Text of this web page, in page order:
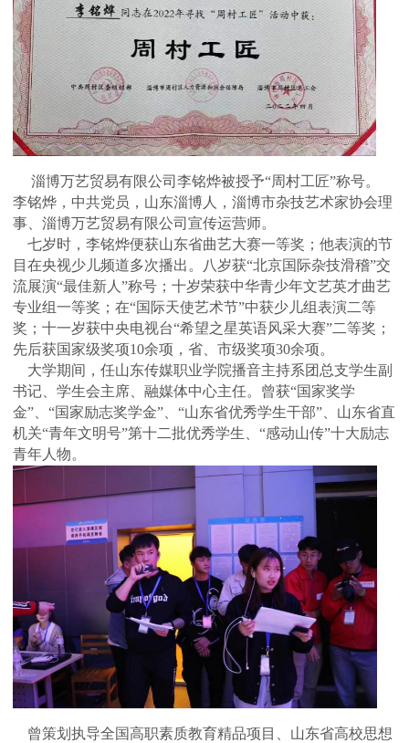
淄博万艺贸易有限公司李铭烨被授予“周村工匠”称号。
李铭烨，中共党员，山东淄博人，淄博市杂技艺术家协会理
事、淄博万艺贸易有限公司宣传运营师。
七岁时，李铭烨便获山东省曲艺大赛一等奖；他表演的节
目在央视少儿频道多次播出。八岁获“北京国际杂技滑稽”交
流展演“最佳新人”称号；十岁荣获中华青少年文艺英才曲艺
专业组一等奖；在“国际天使艺术节”中获少儿组表演二等
奖；十一岁获中央电视台“希望之星英语风采大赛”二等奖；
先后获国家级奖项10余项，省、市级奖项30余项。
大学期间，任山东传媒职业学院播音主持系团总支学生副
书记、学生会主席、融媒体中心主任。曾获“国家奖学
金”、“国家励志奖学金”、“山东省优秀学生干部”、山东省直
机关“青年文明号”第十二批优秀学生、“感动山传”十大励志
青年人物。
曾策划执导全国高职素质教育精品项目、山东省高校思想